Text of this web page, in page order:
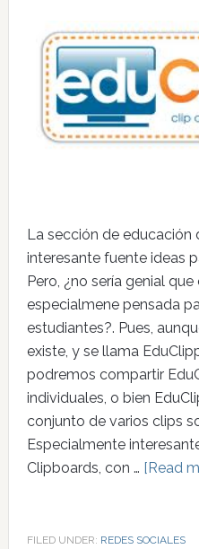
La sección de educación
interesante fuente ideas
Pero, ¿no sería genial
especialmene pensada
estudiantes?. Pues,
existe, y se llama
podremos compartir
individuales, o bien
conjunto de varios clips
Especialmente
Clipboards, con … [Read
FILED UNDER: REDES SOCIALES